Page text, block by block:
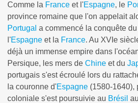
Comme la France et l'Espagne, le
province romaine que l'on appelait
Portugal a commencé la conquête
l'Espagne et la France. Au XVIe
déjà un immense empire dans
Persique, les mers de Chine et du
portugais s'est écroulé lors du
la couronne d'Espagne (1580-1640),
coloniale s'est poursuivie au Brésil